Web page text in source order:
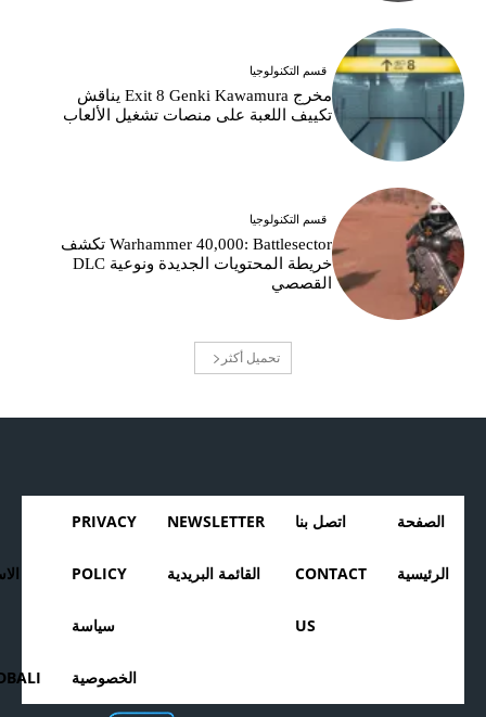
قسم التكنولوجيا
مخرج Exit 8 Genki Kawamura يناقش
تكييف اللعبة على منصات تشغيل الألعاب
قسم التكنولوجيا
Warhammer 40,000: Battlesector تكشف
خريطة المحتويات الجديدة ونوعية DLC
القصصي
تحميل أكثر
الصفحة
الرئيسية
اتصل بنا
CONTACT
US
NEWSLETTER
القائمة البريدية
PRIVACY
POLICY
سياسة
الخصوصية